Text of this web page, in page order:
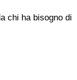
chi ha bisogno di